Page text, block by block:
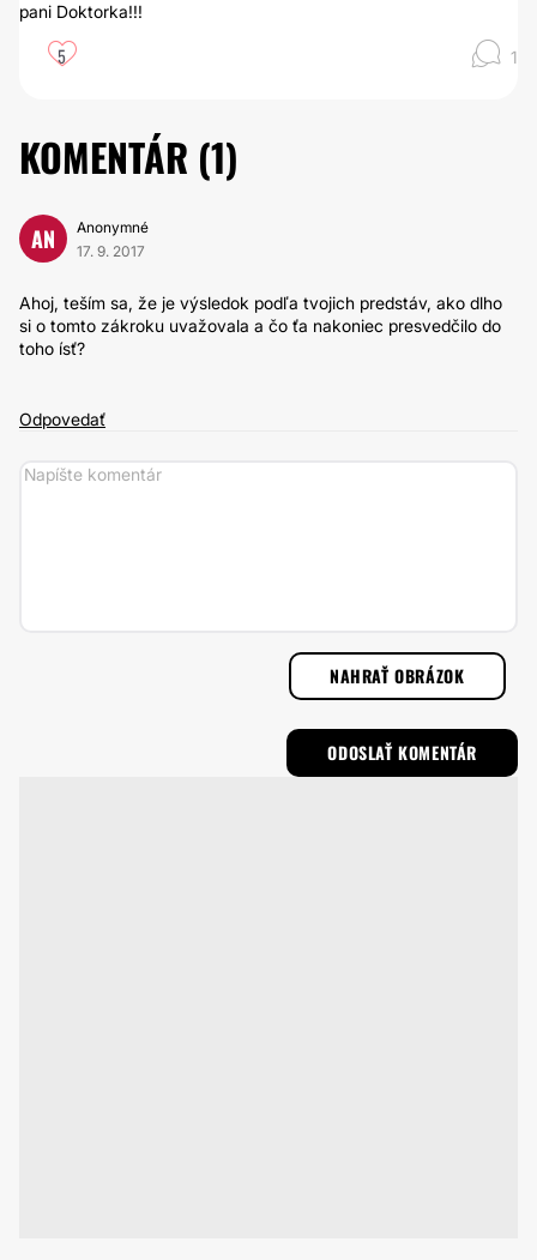
pani Doktorka!!!
5 1
KOMENTÁR (1)
AN
Anonymné
17. 9. 2017
Ahoj, teším sa, že je výsledok podľa tvojich predstáv, ako dlho
si o tomto zákroku uvažovala a čo ťa nakoniec presvedčilo do
toho ísť?
Odpovedať
NAHRAŤ OBRÁZOK